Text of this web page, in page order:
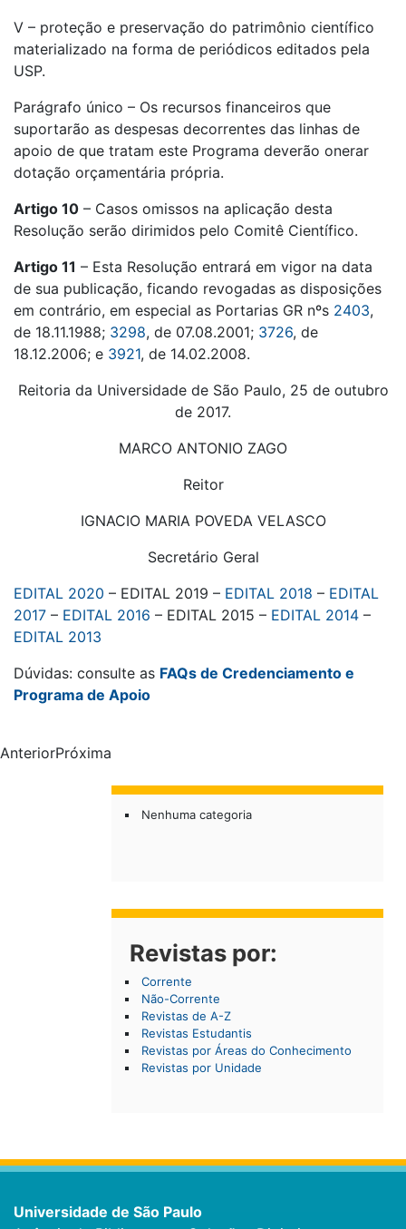
V – proteção e preservação do patrimônio científico
materializado na forma de periódicos editados pela
USP.
Parágrafo único – Os recursos financeiros que
suportarão as despesas decorrentes das linhas de
apoio de que tratam este Programa deverão onerar
dotação orçamentária própria.
Artigo 10 – Casos omissos na aplicação desta
Resolução serão dirimidos pelo Comitê Científico.
Artigo 11 – Esta Resolução entrará em vigor na data
de sua publicação, ficando revogadas as disposições
em contrário, em especial as Portarias GR nºs 2403,
de 18.11.1988; 3298, de 07.08.2001; 3726, de
18.12.2006; e 3921, de 14.02.2008.
Reitoria da Universidade de São Paulo, 25 de outubro
de 2017.
MARCO ANTONIO ZAGO
Reitor
IGNACIO MARIA POVEDA VELASCO
Secretário Geral
EDITAL 2020 – EDITAL 2019 – EDITAL 2018 – EDITAL
2017 – EDITAL 2016 – EDITAL 2015 – EDITAL 2014 –
EDITAL 2013
Dúvidas: consulte as FAQs de Credenciamento e
Programa de Apoio
AnteriorPróxima
Nenhuma categoria
Revistas por:
Corrente
Não-Corrente
Revistas de A-Z
Revistas Estudantis
Revistas por Áreas do Conhecimento
Revistas por Unidade
Universidade de São Paulo